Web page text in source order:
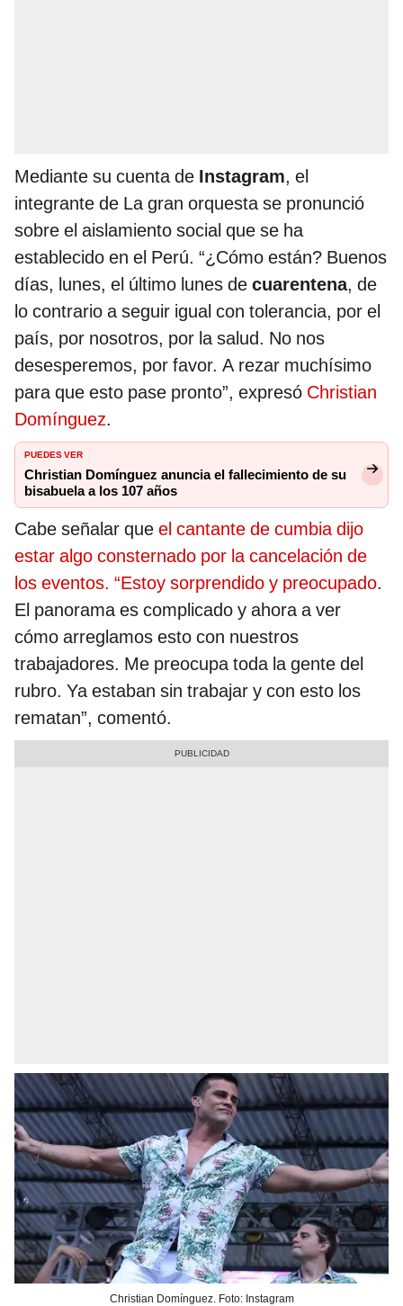
Mediante su cuenta de Instagram, el
integrante de La gran orquesta se pronunció
sobre el aislamiento social que se ha
establecido en el Perú. “¿Cómo están? Buenos
días, lunes, el último lunes de cuarentena, de
lo contrario a seguir igual con tolerancia, por el
país, por nosotros, por la salud. No nos
desesperemos, por favor. A rezar muchísimo
para que esto pase pronto”, expresó Christian
Domínguez.
PUEDES VER
Christian Domínguez anuncia el fallecimiento de su
bisabuela a los 107 años
Cabe señalar que el cantante de cumbia dijo
estar algo consternado por la cancelación de
los eventos. “Estoy sorprendido y preocupado.
El panorama es complicado y ahora a ver
cómo arreglamos esto con nuestros
trabajadores. Me preocupa toda la gente del
rubro. Ya estaban sin trabajar y con esto los
rematan”, comentó.
Christian Domínguez. Foto: Instagram